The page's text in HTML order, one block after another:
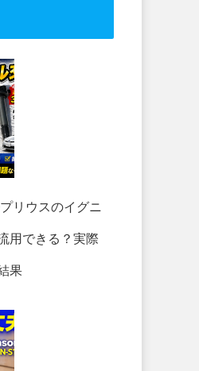
リウスのイグニ
用できる？実際
果